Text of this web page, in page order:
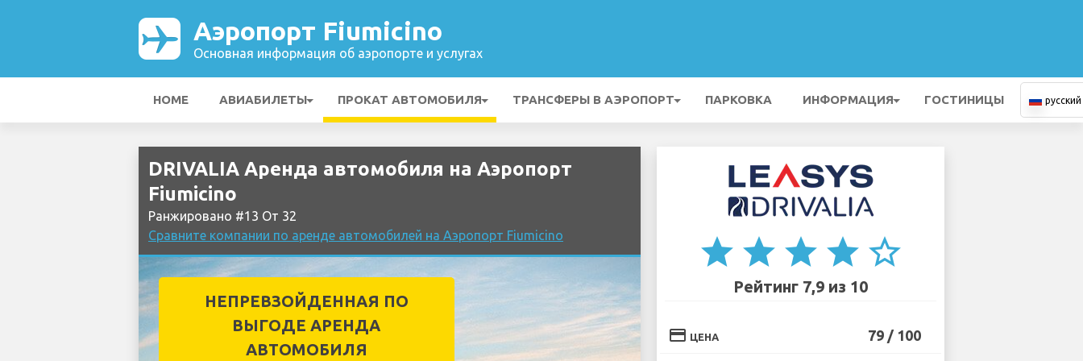
Аэропорт Fiumicino
Основная информация об аэропорте и услугах
HOME АВИАБИЛЕТЫ ПРОКАТ АВТОМОБИЛЯ ТРАНСФЕРЫ В АЭРОПОРТ ПАРКОВКА ИНФОРМАЦИЯ ГОСТИНИЦЫ русский
DRIVALIA Аренда автомобиля на Аэропорт
Fiumicino
Ранжировано #13 От 32
Сравните компании по аренде автомобилей на Аэропорт Fiumicino
НЕПРЕВЗОЙДЕННАЯ ПО
ВЫГОДЕ АРЕНДА
АВТОМОБИЛЯ
star star star star star_border
Рейтинг 7,9 из 10
credit_card ЦЕНА 79 / 100